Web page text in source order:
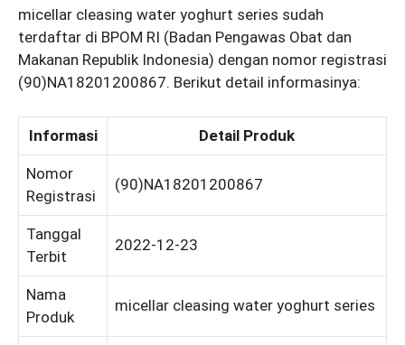
micellar cleasing water yoghurt series sudah
terdaftar di BPOM RI (Badan Pengawas Obat dan
Makanan Republik Indonesia) dengan nomor registrasi
(90)NA18201200867. Berikut detail informasinya:
Informasi Detail Produk
Nomor
Registrasi
(90)NA18201200867
Tanggal
Terbit
2022-12-23
Nama
Produk
micellar cleasing water yoghurt series